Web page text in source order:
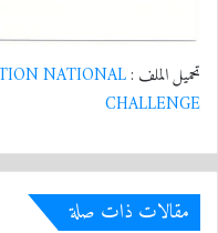
تحميل الملف :NATIONAL
CHALLENGE
مقالات ذات صلة